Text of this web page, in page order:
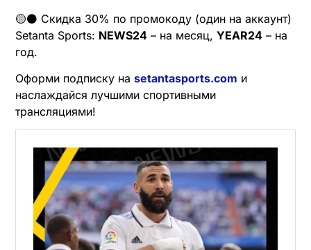
🟡⚫️ Скидка 30% по промокоду (один на аккаунт)
Setanta Sports: NEWS24 – на месяц, YEAR24 – на
год.
Оформи подписку на setantasports.com и
наслаждайся лучшими спортивными
трансляциями!